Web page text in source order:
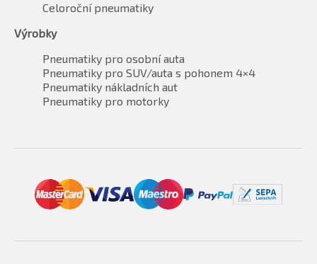
Celoroční pneumatiky
Výrobky
Pneumatiky pro osobní auta
Pneumatiky pro SUV/auta s pohonem 4×4
Pneumatiky nákladních aut
Pneumatiky pro motorky